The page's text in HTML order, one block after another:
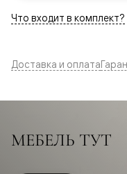
Что входит в комплект?
Доставка и оплата
МЕБЕЛЬ ТУТ